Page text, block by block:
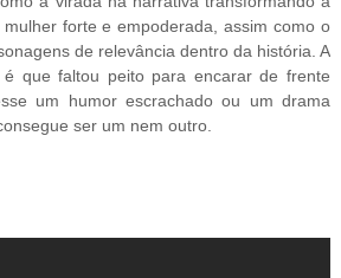
forte e empoderada, assim como o
de relevância dentro da história. A
que faltou peito para encarar de frente
um humor escrachado ou um drama
ser um nem outro.